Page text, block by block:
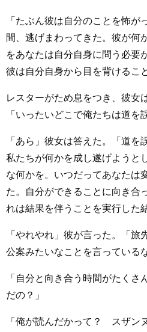
「たぶん彼は自分のことを怖が
間、逃げまわってきた。彼が何
をあなたは自分自身に問う必要
彼は自分自身から目を背けるこ
レスターがため息をつき、彼女
「いったいどこで俺たちは道を
「あら」彼女は答えた。「道
私たちが何かを成し遂げようと
な何かを。いつだってあなたは
た。自分ができることに向き合
れは結果を伴うことを実行した
「やれやれ」彼が言った。「
公案みたいなことを言っているな
「自分と向き合う時間がたくさ
だの？」
「俺が読んだかって？ スザン